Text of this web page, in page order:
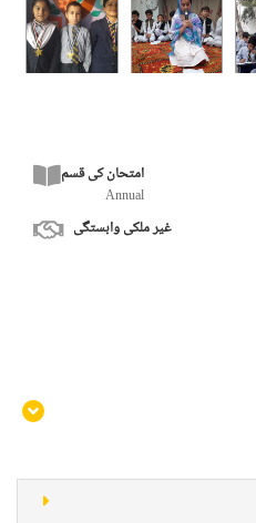
امتحان کی قسم
Annual
غیر ملکی وابستگی